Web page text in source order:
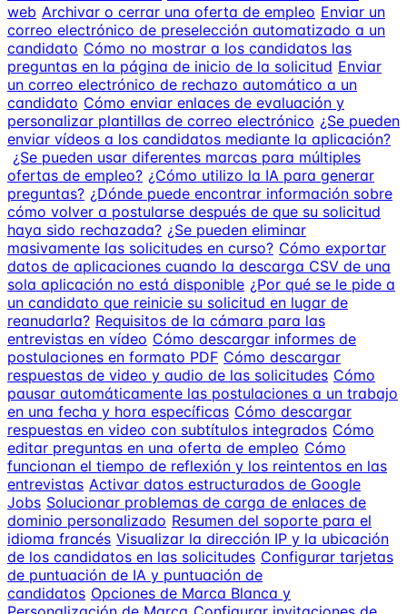
web Archivar o cerrar una oferta de empleo Enviar un
correo electrónico de preselección automatizado a un
candidato Cómo no mostrar a los candidatos las
preguntas en la página de inicio de la solicitud Enviar
un correo electrónico de rechazo automático a un
candidato Cómo enviar enlaces de evaluación y
personalizar plantillas de correo electrónico ¿Se pueden
enviar vídeos a los candidatos mediante la aplicación?
¿Se pueden usar diferentes marcas para múltiples
ofertas de empleo? ¿Cómo utilizo la IA para generar
preguntas? ¿Dónde puede encontrar información sobre
cómo volver a postularse después de que su solicitud
haya sido rechazada? ¿Se pueden eliminar
masivamente las solicitudes en curso? Cómo exportar
datos de aplicaciones cuando la descarga CSV de una
sola aplicación no está disponible ¿Por qué se le pide a
un candidato que reinicie su solicitud en lugar de
reanudarla? Requisitos de la cámara para las
entrevistas en vídeo Cómo descargar informes de
postulaciones en formato PDF Cómo descargar
respuestas de video y audio de las solicitudes Cómo
pausar automáticamente las postulaciones a un trabajo
en una fecha y hora específicas Cómo descargar
respuestas en video con subtítulos integrados Cómo
editar preguntas en una oferta de empleo Cómo
funcionan el tiempo de reflexión y los reintentos en las
entrevistas Activar datos estructurados de Google
Jobs Solucionar problemas de carga de enlaces de
dominio personalizado Resumen del soporte para el
idioma francés Visualizar la dirección IP y la ubicación
de los candidatos en las solicitudes Configurar tarjetas
de puntuación de IA y puntuación de
candidatos Opciones de Marca Blanca y